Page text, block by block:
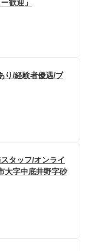
歓迎」
り/経験者優遇/ブ
タッフ/オンライ
大字中底井野字砂